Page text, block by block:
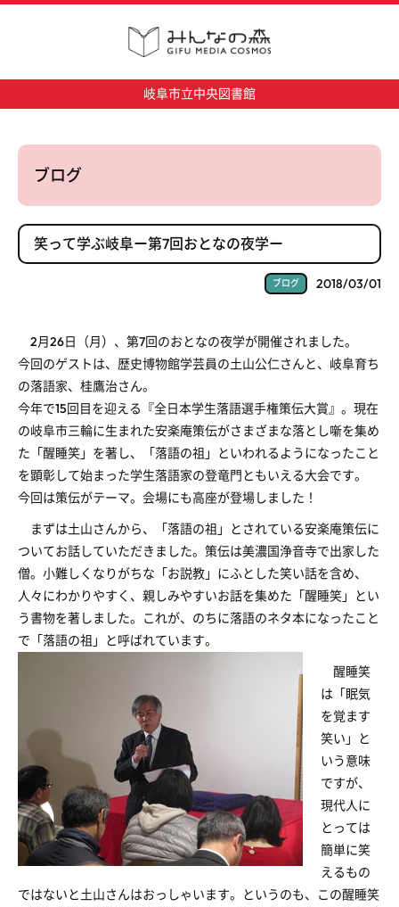
岐阜市立中央図書館
ブログ
笑って学ぶ岐阜ー第7回おとなの夜学ー
ブログ 2018/03/01
2月26日（月）、第7回のおとなの夜学が開催されました。
今回のゲストは、歴史博物館学芸員の土山公仁さんと、岐阜育ち
の落語家、桂鷹治さん。
今年で15回目を迎える『全日本学生落語選手権策伝大賞』。現在
の岐阜市三輪に生まれた安楽庵策伝がさまざまな落とし噺を集め
た「醒睡笑」を著し、「落語の祖」といわれるようになったこと
を顕彰して始まった学生落語家の登竜門ともいえる大会です。
今回は策伝がテーマ。会場にも高座が登場しました！
まずは土山さんから、「落語の祖」とされている安楽庵策伝に
ついてお話していただきました。策伝は美濃国浄音寺で出家した
僧。小難しくなりがちな「お説教」にふとした笑い話を含め、
人々にわかりやすく、親しみやすいお話を集めた「醒睡笑」とい
う書物を著しました。これが、のちに落語のネタ本になったこと
で「落語の祖」と呼ばれています。
醒睡笑
は「眠気
を覚ます
笑い」と
いう意味
ですが、
現代人に
とっては
簡単に笑
えるもの
ではないと土山さんはおっしゃいます。というのも、この醒睡笑